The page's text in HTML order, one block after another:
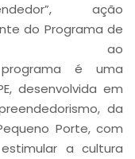
ação
do Programa de
ao
programa é uma
desenvolvida em
da
Porte, com
a cultura